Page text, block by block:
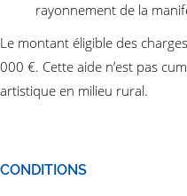
rayonnement de la
Le montant éligible des
000 €. Cette aide n’est pas
artistique en milieu rural.
CONDITIONS